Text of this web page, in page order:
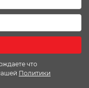
что
Политики